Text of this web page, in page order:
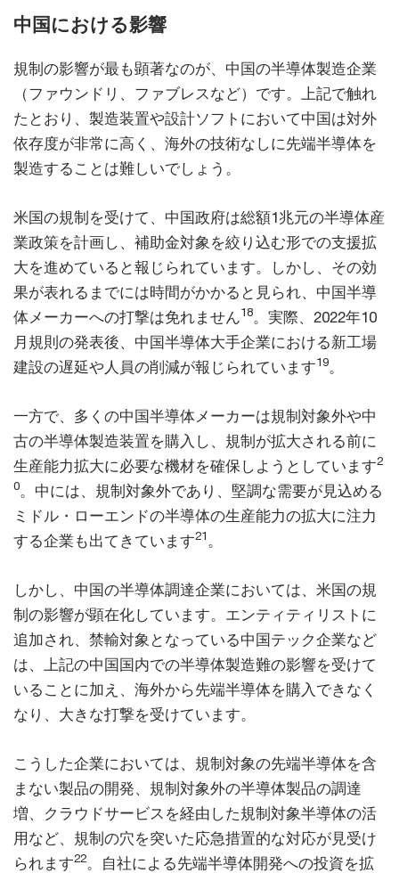
中国における影響
規制の影響が最も顕著なのが、中国の半導体製造企業
（ファウンドリ、ファブレスなど）です。上記で触れ
たとおり、製造装置や設計ソフトにおいて中国は対外
依存度が非常に高く、海外の技術なしに先端半導体を
製造することは難しいでしょう。
米国の規制を受けて、中国政府は総額1兆元の半導体産
業政策を計画し、補助金対象を絞り込む形での支援拡
大を進めていると報じられています。しかし、その効
果が表れるまでには時間がかかると見られ、中国半導
体メーカーへの打撃は免れません18。実際、2022年10
月規則の発表後、中国半導体大手企業における新工場
建設の遅延や人員の削減が報じられています19。
一方で、多くの中国半導体メーカーは規制対象外や中
古の半導体製造装置を購入し、規制が拡大される前に
生産能力拡大に必要な機材を確保しようとしています2
0。中には、規制対象外であり、堅調な需要が見込める
ミドル・ローエンドの半導体の生産能力の拡大に注力
する企業も出てきています21 。
しかし、中国の半導体調達企業においては、米国の規
制の影響が顕在化しています。エンティティリストに
追加され、禁輸対象となっている中国テック企業など
は、上記の中国国内での半導体製造難の影響を受けて
いることに加え、海外から先端半導体を購入できなく
なり、大きな打撃を受けています。
こうした企業においては、規制対象の先端半導体を含
まない製品の開発、規制対象外の半導体製品の調達
増、クラウドサービスを経由した規制対象半導体の活
用など、規制の穴を突いた応急措置的な対応が見受け
られます22。自社による先端半導体開発への投資を拡